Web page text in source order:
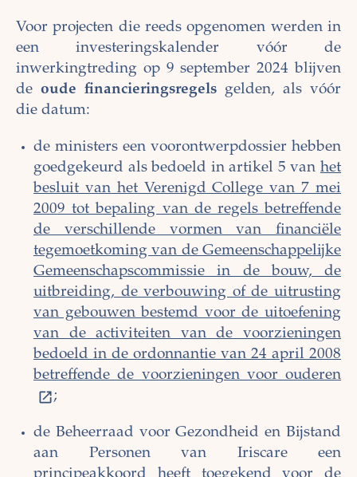
Voor projecten die reeds opgenomen werden in
een investeringskalender vóór de
inwerkingtreding op 9 september 2024 blijven
de oude financieringsregels gelden, als vóór
die datum:
de ministers een voorontwerpdossier hebben
goedgekeurd als bedoeld in artikel 5 van het
besluit van het Verenigd College van 7 mei
2009 tot bepaling van de regels betreffende
de verschillende vormen van financiële
tegemoetkoming van de Gemeenschappelijke
Gemeenschapscommissie in de bouw, de
uitbreiding, de verbouwing of de uitrusting
van gebouwen bestemd voor de uitoefening
van de activiteiten van de voorzieningen
bedoeld in de ordonnantie van 24 april 2008
betreffende de voorzieningen voor ouderen
;
de Beheerraad voor Gezondheid en Bijstand
aan Personen van Iriscare een